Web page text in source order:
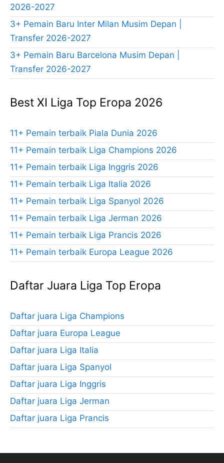
2026-2027
3+ Pemain Baru Inter Milan Musim Depan |
Transfer 2026-2027
3+ Pemain Baru Barcelona Musim Depan |
Transfer 2026-2027
Best XI Liga Top Eropa 2026
11+ Pemain terbaik Piala Dunia 2026
11+ Pemain terbaik Liga Champions 2026
11+ Pemain terbaik Liga Inggris 2026
11+ Pemain terbaik Liga Italia 2026
11+ Pemain terbaik Liga Spanyol 2026
11+ Pemain terbaik Liga Jerman 2026
11+ Pemain terbaik Liga Prancis 2026
11+ Pemain terbaik Europa League 2026
Daftar Juara Liga Top Eropa
Daftar juara Liga Champions
Daftar juara Europa League
Daftar juara Liga Italia
Daftar juara Liga Spanyol
Daftar juara Liga Inggris
Daftar juara Liga Jerman
Daftar juara Liga Prancis